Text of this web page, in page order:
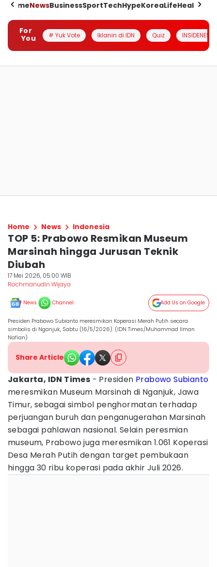
HomeNewsBusinessSportTechHypeKoreaLifeHealth
For
You
# Yuk Vote Iklanin di IDN Quiz INSIDENESIA
Home News Indonesia
TOP 5: Prabowo Resmikan Museum
Marsinah hingga Jurusan Teknik
Diubah
17 Mei 2026, 05:00 WIB
Rochmanudin Wijaya
News Channel Add Us on Google
Presiden Prabowo Subianto meresmikan Koperasi Merah Putih secara
simbolis di Nganjuk, Sabtu (16/5/2026). (IDN Times/Muhammad Ilman
Nafian)
Share Article
Jakarta, IDN Times - Presiden Prabowo Subianto
meresmikan Museum Marsinah di Nganjuk, Jawa
Timur, sebagai simbol penghormatan terhadap
perjuangan buruh dan penganugerahan Marsinah
sebagai pahlawan nasional. Selain peresmian
museum, Prabowo juga meresmikan 1.061 Koperasi
Desa Merah Putih dengan target pembukaan
hingga 30 ribu koperasi pada akhir Juli 2026.